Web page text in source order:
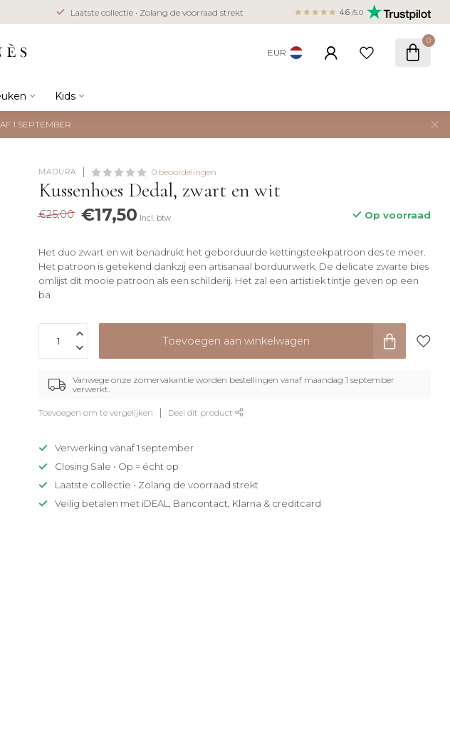
Laatste collectie • Zolang de voorraad strekt Veilig betalen met iDEAL, Bancontact,
creditcard 4.6 /5.0
EUR
0
Kids
1 SEPTEMBER
MADURA 0 beoordelingen
Kussenhoes Dedal, zwart en wit
€25,00 €17,50 Incl. btw Op voorraad
Het duo zwart en wit benadrukt het geborduurde kettingsteekpatroon des te meer.
Het patroon is getekend dankzij een artisanaal borduurwerk. De delicate zwarte bies
omlijst dit mooie patroon als een schilderij. Het zal een artistiek tintje geven op een
ba
Toevoegen aan winkelwagen
Vanwege onze zomervakantie worden bestellingen vanaf maandag 1 september
verwerkt.
Toevoegen om te vergelijken Deel dit product
Verwerking vanaf 1 september
Closing Sale • Op = écht op
Laatste collectie • Zolang de voorraad strekt
Veilig betalen met iDEAL, Bancontact, Klarna & creditcard